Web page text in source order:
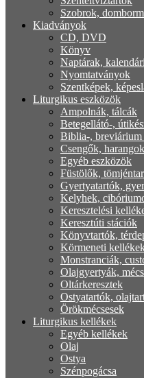
Szobrok,
Kiadványok
CD, DVD
Könyv
Naptárak,
Nyomtatványok
Szentképek,
Liturgikus eszközök
Ampolnák, tálcák
Betegellátó-,
Biblia-, breviárium
Csengők, harangok
Egyéb eszközök
Füstölők,
Gyertyatartók,
Kelyhek,
Keresztelési
Keresztúti stációk
Könyvtartók,
Körmeneti
Monstranciák,
Olajgyertyák,
Oltárkeresztek
Ostyatartók,
Örökmécsesek
Liturgikus kellékek
Egyéb kellékek
Olaj
Ostya
Szénpogácsa